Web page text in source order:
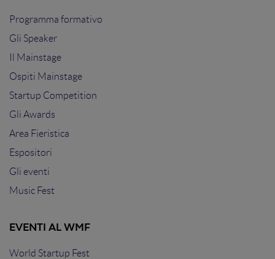
Programma formativo
Gli Speaker
Il Mainstage
Ospiti Mainstage
Startup Competition
Gli Awards
Area Fieristica
Espositori
Gli eventi
Music Fest
EVENTI AL WMF
World Startup Fest